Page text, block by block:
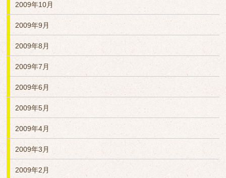
2009年10月
2009年9月
2009年8月
2009年7月
2009年6月
2009年5月
2009年4月
2009年3月
2009年2月